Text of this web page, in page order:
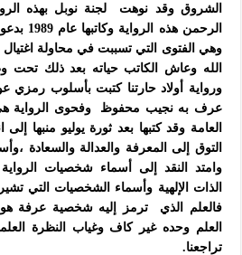
الشروق وقد نوهت لجنة نوبل بهذه
الرحمن
الله وعاش الكاتب حياته بعد ذلك تحت
ورواية أولاد حارتنا كتبت بأسلوب رمزي
عرف به نجيب محفوظ وفحوى الرواية هي
العامة وقد كتبها بعد ثورة يوليو منبها
التوق إلى المعرفة والعدالة والسعادة
وامتد النقد إلى أسماء شخصيات
الذات الإلهية وأسماء الشخصيات التي
فالعلم الذي ترمز إليه شخصية عرفة
العلم وحده غير كاف وغياب النظرة
تراجعنا.